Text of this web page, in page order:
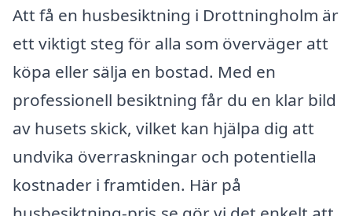
Att få en husbesiktning i Drottningholm är
ett viktigt steg för alla som överväger att
köpa eller sälja en bostad. Med en
professionell besiktning får du en klar bild
av husets skick, vilket kan hjälpa dig att
undvika överraskningar och potentiella
kostnader i framtiden. Här på